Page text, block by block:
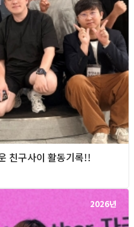
친구사이 활동기록!!
2026년